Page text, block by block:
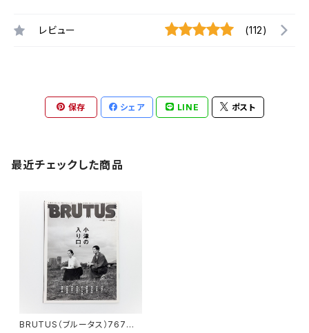
レビュー (112)
保存 シェア LINE ポスト
最近チェックした商品
BRUTUS（ブルータス）767